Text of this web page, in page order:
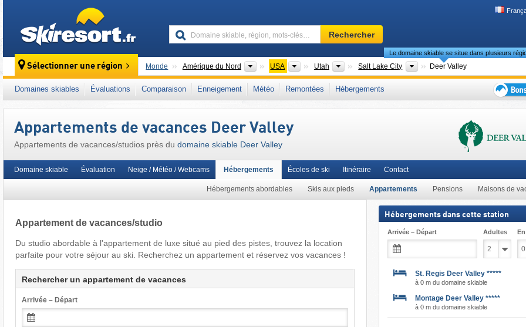
Domaine
skiable,
mots-
clés…
Rechercher
Sélectionner une région Monde Amérique du Nord Continents
USA PaysUtah ÉtatsSalt Lake City Région touristique
Le domaine skiable se situe dans plusieurs
Deer Valley
Ce domaine skiable se situe aussi dans : Monts Wasatch États des Rocheuses (Mountains States) Ikon Pass,
Ouest américain
Domaines skiables Évaluations Comparaison Enneigement Météo Remontées
Hébergements
au
Appartements de vacances Deer Valley
Appartements de vacances/studios près du domaine skiable Deer Valley
Domaine skiable Évaluation Neige / Météo / Webcams Hébergements
Hébergements abordables Skis aux pieds Appartements Pensions Maisons de
Écoles de ski Itinéraire Contact
Appartement de vacances/studio
Du studio abordable à l'appartement de luxe situé au pied des pistes, trouvez la location
parfaite pour votre séjour au ski. Recherchez un appartement et réservez vos vacances !
Rechercher un appartement de vacances
Arrivée – Départ
Hébergements dans cette station
Arrivée – Départ Adultes
St. Regis Deer Valley *****
à 0 m du domaine skiable
Montage Deer Valley *****
à 0 m du domaine skiable